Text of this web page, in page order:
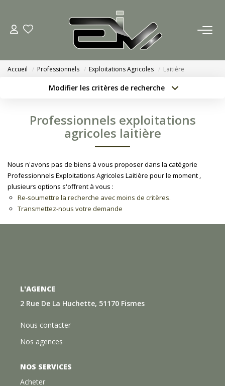
ACCUEIL
Nos Actualités
ESTIMATION
Accueil Professionnels Exploitations Agricoles Laitière
Modifier les critères de recherche
Budget max
Professionnels exploitations
agricoles laitière
Nous n'avons pas de biens à vous proposer dans la catégorie
Professionnels Exploitations Agricoles Laitière pour le moment ,
plusieurs options s'offrent à vous :
Re-soumettre la recherche avec moins de critères.
Transmettez-nous votre demande
L'AGENCE
2 Rue De La Huchette, 51170 Fismes
Nous contacter
Nos agences
NOS SERVICES
Acheter